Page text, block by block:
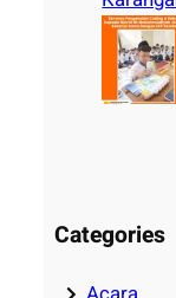
Categories